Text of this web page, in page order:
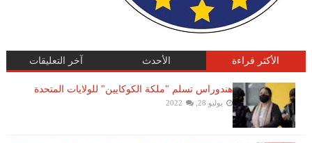
الأكثر قراءة الأحدث آخر التعليقات
هندوراس تسلم "ملكة الكوكايين" للولايات المتحدة
يوليو 28, 2022